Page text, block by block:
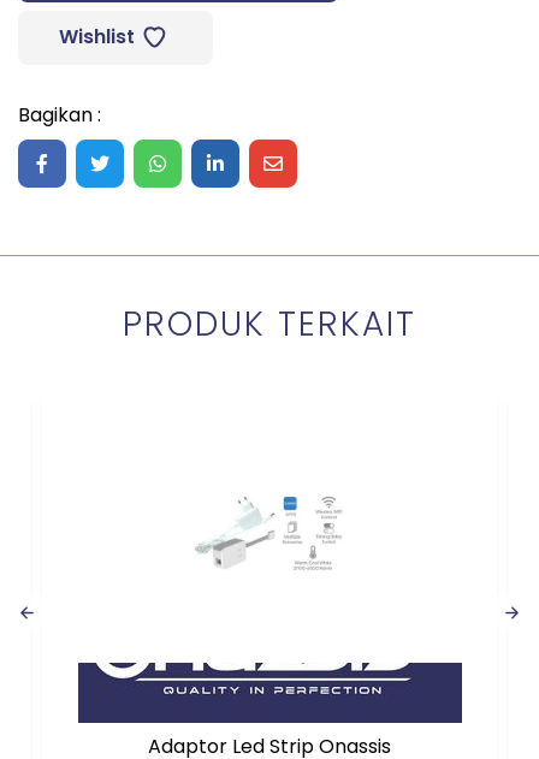
Wishlist
Bagikan :
Share on Facebook
Share on Twitter
Share on WhatsApp
Share on LinkedIn
Share on Mail
PRODUK TERKAIT
Adaptor Led Strip Onassis